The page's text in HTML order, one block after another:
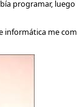
programar,
informática me